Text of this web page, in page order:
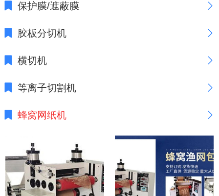
保护膜/遮蔽膜
胶板分切机
横切机
等离子切割机
蜂窝网纸机